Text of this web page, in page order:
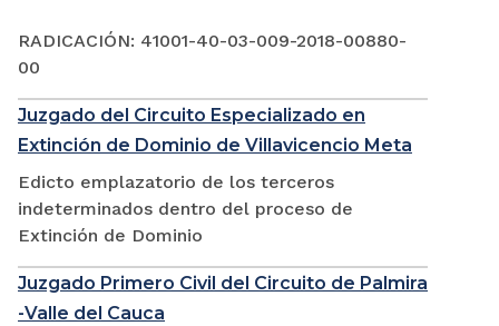
RADICACIÓN: 41001-40-03-009-2018-00880-
00
Juzgado del Circuito Especializado en
Extinción de Dominio de Villavicencio Meta
Edicto emplazatorio de los terceros
indeterminados dentro del proceso de
Extinción de Dominio
Juzgado Primero Civil del Circuito de Palmira
-Valle del Cauca